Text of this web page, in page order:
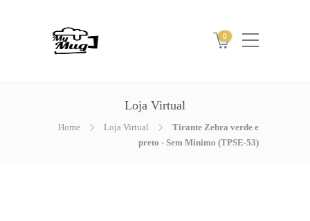
0
Loja Virtual
Home Loja Virtual
Tirante Zebra verde e
preto - Sem Mínimo (TPSE-53)